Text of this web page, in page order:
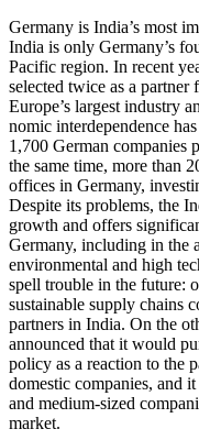
Germany is India’s most
India is only Germany’s
Pacific region. In recent
selected twice as a
Europe’s largest industry
nomic interdependence
1,700 German companies
the same time, more than
offices in Germany,
Despite its problems, the
growth and offers
Germany, including in the
environmental and high
spell trouble in the future:
sustainable supply chains
part­ners in India. On the
announced that it would
policy as a reaction to the
domestic companies, and
and medium-sized
market.